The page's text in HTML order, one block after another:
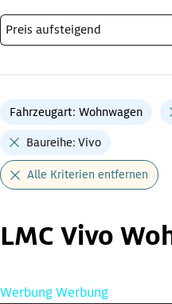
Fahrzeugart: Wohnwagen
Baureihe: Vivo
Alle Kriterien entfernen
LMC Vivo
WerbungWerbung